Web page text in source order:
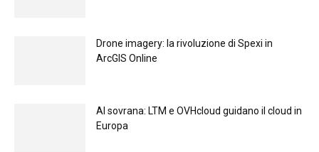
Drone imagery: la rivoluzione di Spexi in
ArcGIS Online
Al sovrana: LTM е OVHcloud guidano il cloud in
Europа